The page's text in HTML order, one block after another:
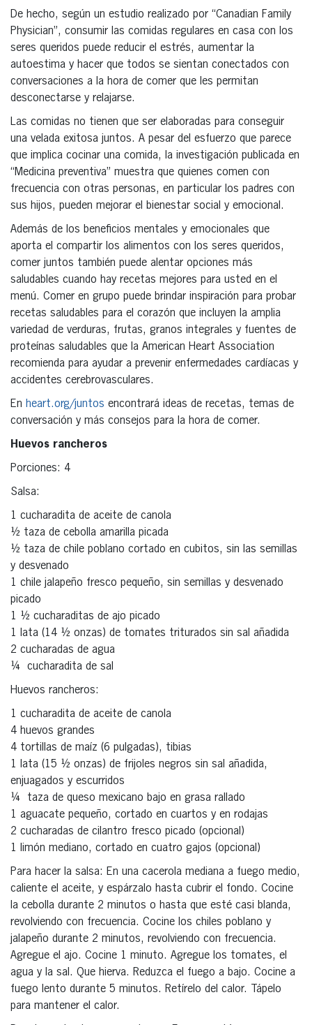
De hecho, según un estudio realizado por “Canadian Family
Physician”, consumir las comidas regulares en casa con los
seres queridos puede reducir el estrés, aumentar la
autoestima y hacer que todos se sientan conectados con
conversaciones a la hora de comer que les permitan
desconectarse y relajarse.
Las comidas no tienen que ser elaboradas para conseguir
una velada exitosa juntos. A pesar del esfuerzo que parece
que implica cocinar una comida, la investigación publicada en
“Medicina preventiva” muestra que quienes comen con
frecuencia con otras personas, en particular los padres con
sus hijos, pueden mejorar el bienestar social y emocional.
Además de los beneficios mentales y emocionales que
aporta el compartir los alimentos con los seres queridos,
comer juntos también puede alentar opciones más
saludables cuando hay recetas mejores para usted en el
menú. Comer en grupo puede brindar inspiración para probar
recetas saludables para el corazón que incluyen la amplia
variedad de verduras, frutas, granos integrales y fuentes de
proteínas saludables que la American Heart Association
recomienda para ayudar a prevenir enfermedades cardíacas y
accidentes cerebrovasculares.
En heart.org/juntos encontrará ideas de recetas, temas de
conversación y más consejos para la hora de comer.
Huevos rancheros
Porciones: 4
Salsa:
1 cucharadita de aceite de canola
½ taza de cebolla amarilla picada
½ taza de chile poblano cortado en cubitos, sin las semillas
y desvenado
1 chile jalapeño fresco pequeño, sin semillas y desvenado
picado
1 ½ cucharaditas de ajo picado
1 lata (14 ½ onzas) de tomates triturados sin sal añadida
2 cucharadas de agua
¼ cucharadita de sal
Huevos rancheros:
1 cucharadita de aceite de canola
4 huevos grandes
4 tortillas de maíz (6 pulgadas), tibias
1 lata (15 ½ onzas) de frijoles negros sin sal añadida,
enjuagados y escurridos
¼ taza de queso mexicano bajo en grasa rallado
1 aguacate pequeño, cortado en cuartos y en rodajas
2 cucharadas de cilantro fresco picado (opcional)
1 limón mediano, cortado en cuatro gajos (opcional)
Para hacer la salsa: En una cacerola mediana a fuego medio,
caliente el aceite, y espárzalo hasta cubrir el fondo. Cocine
la cebolla durante 2 minutos o hasta que esté casi blanda,
revolviendo con frecuencia. Cocine los chiles poblano y
jalapeño durante 2 minutos, revolviendo con frecuencia.
Agregue el ajo. Cocine 1 minuto. Agregue los tomates, el
agua y la sal. Que hierva. Reduzca el fuego a bajo. Cocine a
fuego lento durante 5 minutos. Retírelo del calor. Tápelo
para mantener el calor.